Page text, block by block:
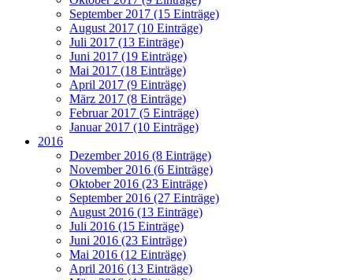
September 2017 (15 Einträge)
August 2017 (10 Einträge)
Juli 2017 (13 Einträge)
Juni 2017 (19 Einträge)
Mai 2017 (18 Einträge)
April 2017 (9 Einträge)
März 2017 (8 Einträge)
Februar 2017 (5 Einträge)
Januar 2017 (10 Einträge)
2016
Dezember 2016 (8 Einträge)
November 2016 (6 Einträge)
Oktober 2016 (23 Einträge)
September 2016 (27 Einträge)
August 2016 (13 Einträge)
Juli 2016 (15 Einträge)
Juni 2016 (23 Einträge)
Mai 2016 (12 Einträge)
April 2016 (13 Einträge)